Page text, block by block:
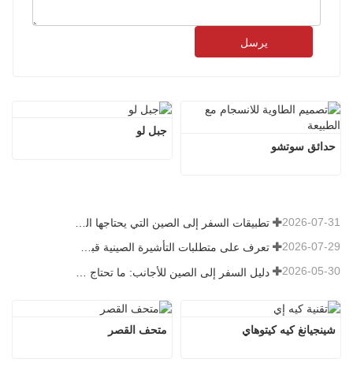
يرسل
جبل لو
حدائق سوتشو
2026-07-31
تعرف على متطلبات التأشيرة الصينية قبل حجز عام 2026 2026-07-29
2026-05-30
متحف القصر شينجيانغ كيه كيتوهاي